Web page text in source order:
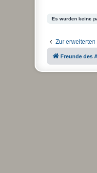
Es wurden keine
Zur erweiterten
Freunde des